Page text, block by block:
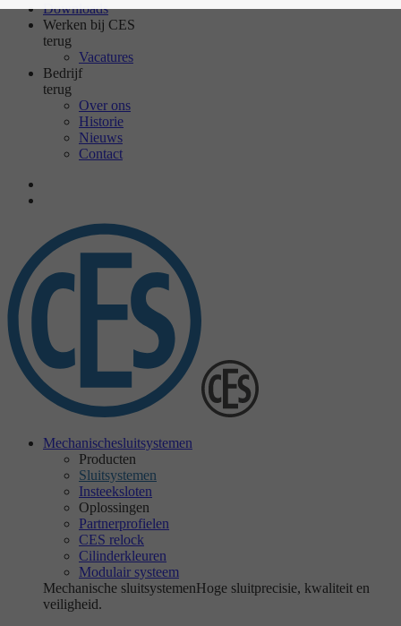
Downloads
Werken bij CES
terug
Vacatures
Bedrijf
terug
Over ons
Historie
Nieuws
Contact
Mechanischesluitsystemen
Producten
Sluitsystemen
Insteeksloten
Oplossingen
Partnerprofielen
CES relock
Cilinderkleuren
Modulair systeem
Mechanische sluitsystemenHoge sluitprecisie, kwaliteit en
veiligheid.